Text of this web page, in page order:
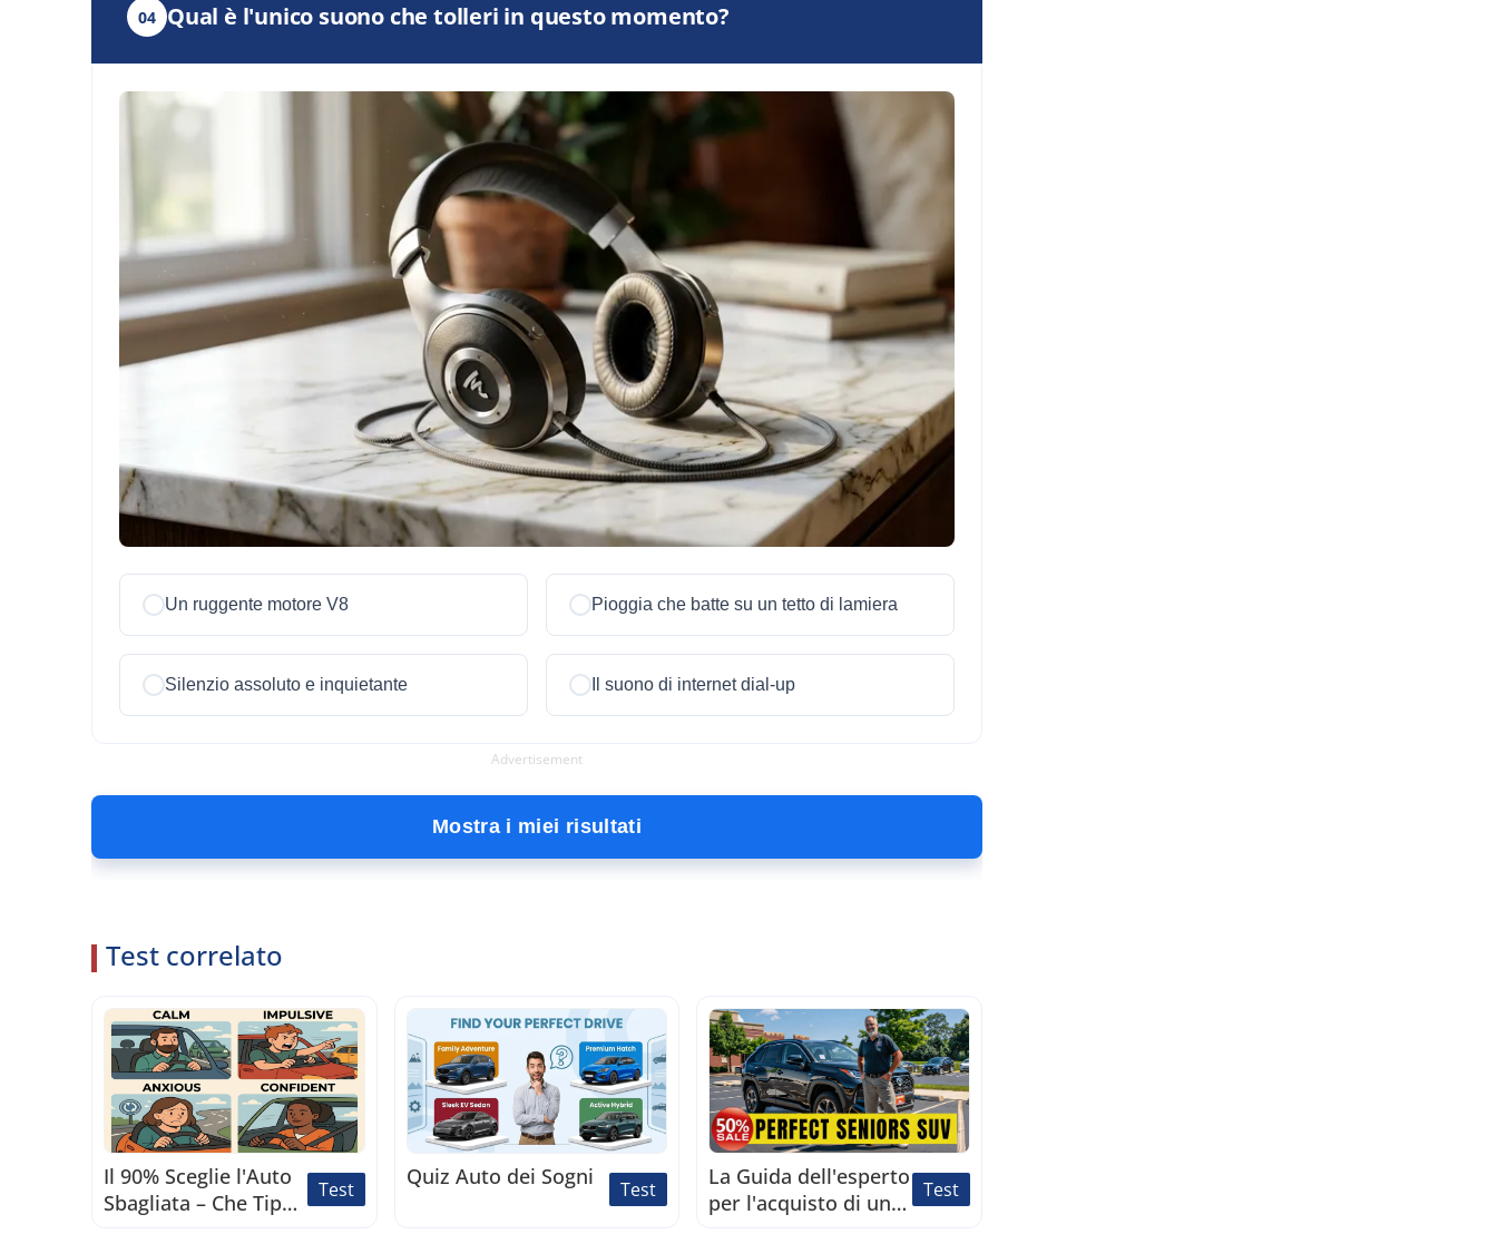
04 Qual è l'unico suono che tolleri in questo momento?
Un ruggente motore V8 Pioggia che batte su un tetto di lamiera
Silenzio assoluto e inquietante Il suono di internet dial-up
Advertisement
Mostra i miei risultati
Test correlato
Il 90% Sceglie l'Auto
Sbagliata – Che Tipo
Test Quiz Auto dei Sogni Test
La Guida dell'esperto
per l'acquisto di una
Test